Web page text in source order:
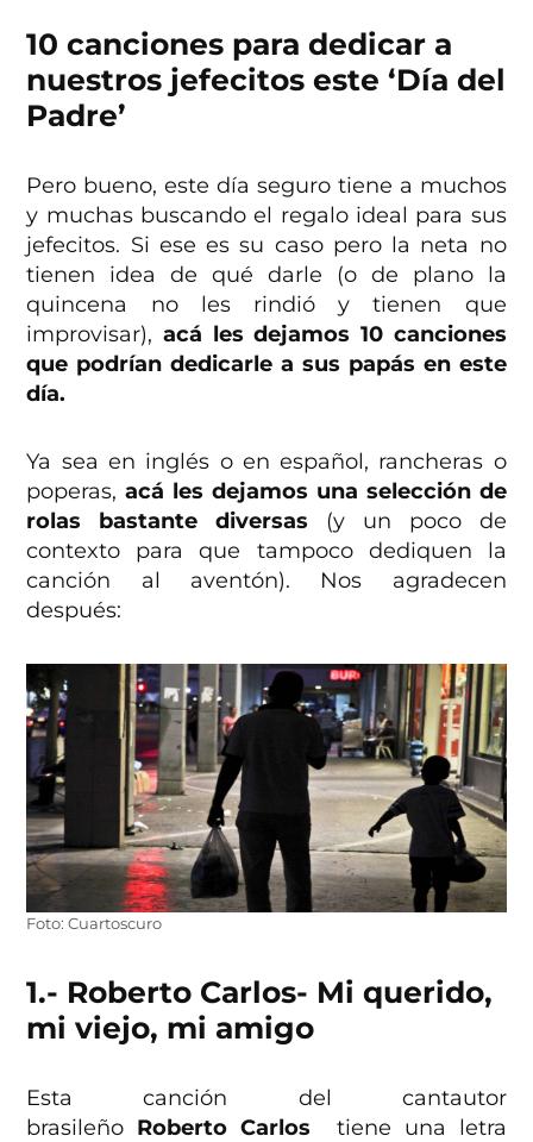
10 canciones para dedicar a
nuestros jefecitos este ‘Día del
Padre’
Pero bueno, este día seguro tiene a muchos
y muchas buscando el regalo ideal para sus
jefecitos. Si ese es su caso pero la neta no
tienen idea de qué darle (o de plano la
quincena no les rindió y tienen que
improvisar),acá les dejamos 10 canciones
que podrían dedicarle a sus papás en este
día.
Ya sea en inglés o en español, rancheras o
poperas,acá les dejamos una selección de
rolas bastante diversas (y un poco de
contexto para que tampoco dediquen la
canción al aventón). Nos agradecen
después:
Foto: Cuartoscuro
1.- Roberto Carlos- Mi querido,
mi viejo, mi amigo
Esta canción del cantautor
brasileño Roberto Carlos tiene una letra